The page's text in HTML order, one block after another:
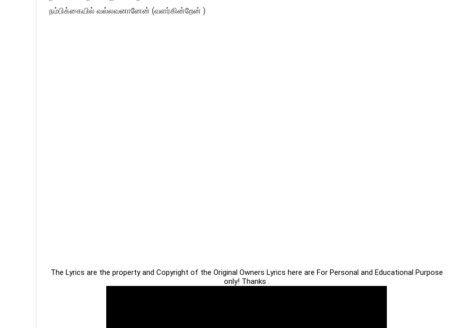
நம்பிக்கையில் வல்லவனானேன் (வளர்கின்றேன் )
The Lyrics are the property and Copyright of the Original Owners Lyrics here are For Personal and Educational Purpose
only! Thanks .